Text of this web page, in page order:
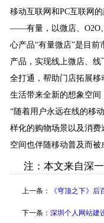
移动互联网和PC互联网
——有量，以微店、O2O
心产品“有量微店”是目前
产品，实现线上微店、
全打通，帮助门店拓展
生活带来全新的想象空间
“随着用户永远在线的移
样化的购物场景以及消
空间也伴随移动普及而被
注：本文来自深
上一条： 《穹顶之下》后
下一条： 深圳个人网站建